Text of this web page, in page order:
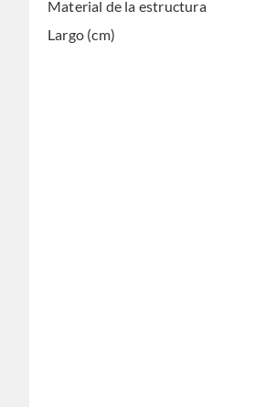
Material de la estructura
Largo (cm)